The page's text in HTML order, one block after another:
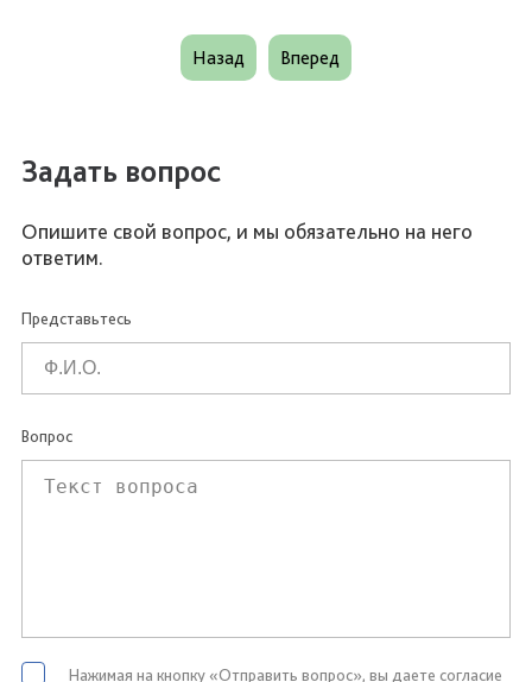
Назад Вперед
Задать вопрос
Опишите свой вопрос, и мы обязательно на него
ответим.
Представьтесь
Вопрос
Нажимая на кнопку «Отправить вопрос», вы даете согласие